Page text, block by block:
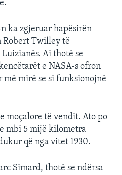
ka zgjeruar hapësirën
Robert Twilley të
Ai thotë se
e NASA-s ofron
mirë se si funksionojnë
moçalore të vendit. Ato po
mbi 5 mijë kilometra
që nga vitet 1930.
Simard, thotë se ndërsa